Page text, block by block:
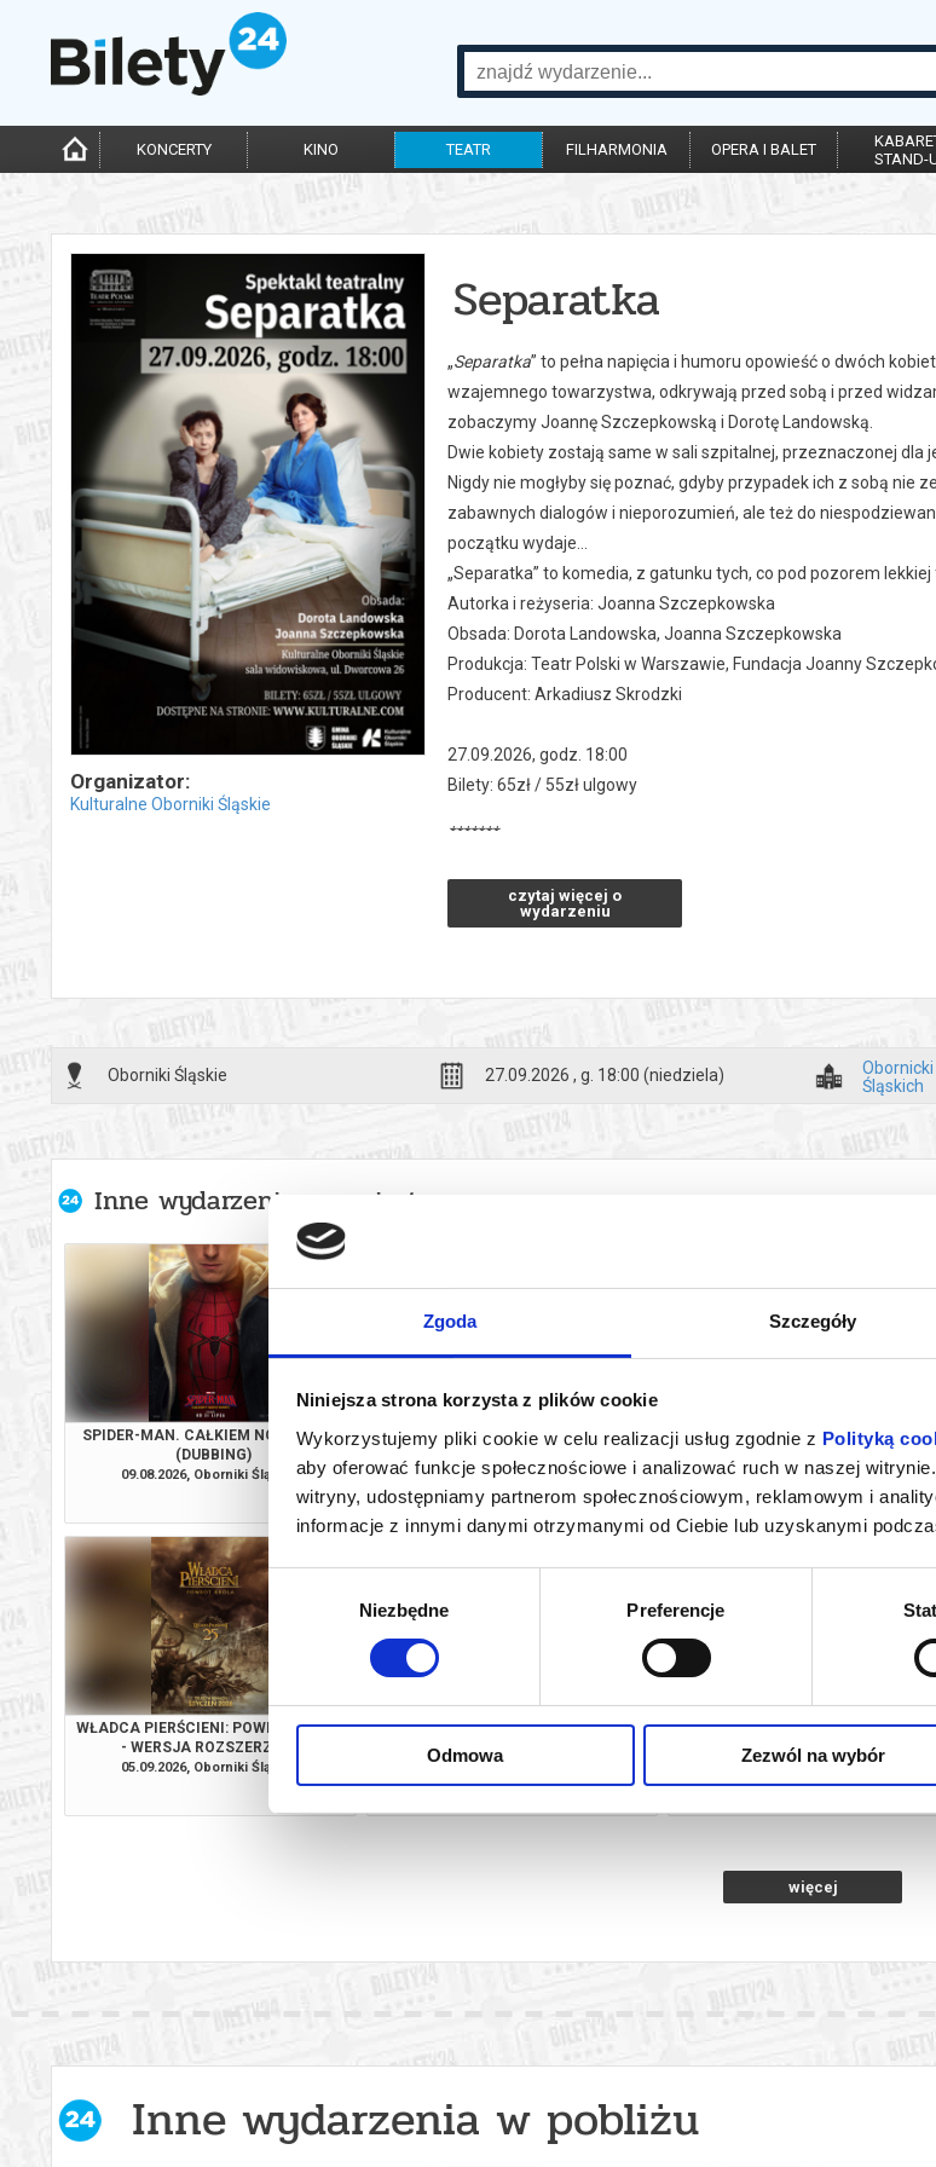
Zgoda Szczegóły
Niniejsza strona korzysta z plików cookie
Wykorzystujemy pliki cookie w celu realizacji usług zgodnie z Polityką
aby oferować funkcje społecznościowe i analizować ruch w naszej
witryny, udostępniamy partnerom społecznościowym, reklamowym i
informacje z innymi danymi otrzymanymi od Ciebie lub uzyskanymi
Wybór
zgody
Niezbędne Preferencje
Odmowa Zezwól na wybór
KONCERTY KINO TEATR FILHARMONIA OPERA I BALET
STAND-
Organizator:
Kulturalne Oborniki Śląskie
Separatka
„Separatka” to pełna napięcia i humoru opowieść o dwóch
wzajemnego towarzystwa, odkrywają przed sobą i przed
zobaczymy Joannę Szczepkowską i Dorotę Landowską.
Dwie kobiety zostają same w sali szpitalnej, przeznaczonej dla
Nigdy nie mogłyby się poznać, gdyby przypadek ich z sobą nie
zabawnych dialogów i nieporozumień, ale też do
początku wydaje...
„Separatka” to komedia, z gatunku tych, co pod pozorem
Autorka i reżyseria: Joanna Szczepkowska
Obsada: Dorota Landowska, Joanna Szczepkowska
Produkcja: Teatr Polski w Warszawie, Fundacja Joanny
Producent: Arkadiusz Skrodzki
27.09.2026, godz. 18:00
Bilety: 65zł / 55zł ulgowy
*******
Bezpieczne zakupy w Bilety24. W przypadku odwołania
wysyłanym na adres e-mail, podany podczas zakupu.
czytaj więcej o
wydarzeniu
Oborniki Śląskie 27.09.2026 , g. 18:00 (niedziela)
Śląskich
Inne wydarzenia organizatora
SPIDER-MAN. CAŁKIEM NOWY DZIEŃ
(DUBBING)
09.08.2026, Oborniki Śląskie
kup bilet
GORZKIE ŚWIĘTA
17.08.2026, Oborniki Śląskie
kup bilet
WŁADCA PIERŚCIENI: DRUŻYNA
PIERŚCIENIA - WERSJA
ROZSZERZONA
22.08.2026, Oborniki Śląskie
kup
WŁADCA PIERŚCIENI: POWRÓT KRÓLA
- WERSJA ROZSZERZONA
05.09.2026, Oborniki Śląskie
ANDRÉ RIEU. NIECH ŻYJE
27.09.2026, Oborniki Śląskie
PABLOPAVO I LUDZIKI
03.10.2026, Oborniki Śląskie
więcej
Inne wydarzenia w pobliżu